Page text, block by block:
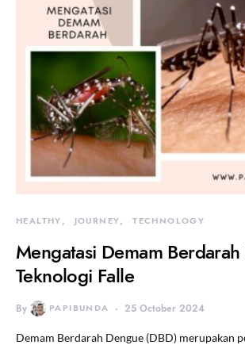
HEALTHY JOURNEY TECHNOLOGY
Mengatasi Demam
Teknologi Falle
By PAPIBUNDA 25 October 2024
Demam Berdarah Dengue (DBD) merupakan